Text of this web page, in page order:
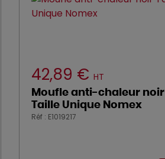
42,89 € HT
Moufle anti-chaleur noir
Taille Unique Nomex
Réf : E1019217